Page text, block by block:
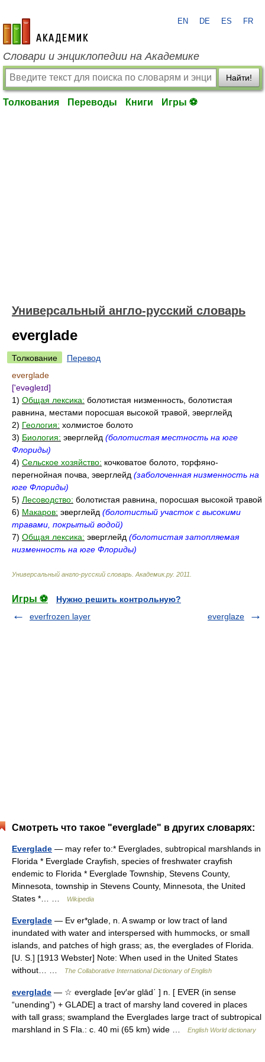
academic.ru
EN DE ES FR
Словари и энциклопедии на Академике
Найти!
Толкования Переводы Книги Игры ⚽
Универсальный англо-русский словарь
everglade
Толкование
Перевод
everglade
['evəgleɪd]
1) Общая лексика: болотистая низменность, болотистая
равнина, местами поросшая высокой травой, эверглейд
2) Геология: холмистое болото
3) Биология: эверглейд (болотистая местность на юге
Флориды)
4) Сельское хозяйство: кочковатое болото, торфяно-
перегнойная почва, эверглейд (заболоченная низменность на
юге Флориды)
5) Лесоводство: болотистая равнина, поросшая высокой травой
6) Макаров: эверглейд (болотистый участок с высокими
травами, покрытый водой)
7) Общая лексика: эверглейд (болотистая затопляемая
низменность на юге Флориды)
Универсальный англо-русский словарь Академик.ру. 2011
Игры ⚽
Нужно решить контрольную?
everfrozen layer
everglaze
Смотреть что такое "everglade" в других словарях:
Everglade — may refer to:* Everglades, subtropical marshlands in
Florida * Everglade Crayfish, species of freshwater crayfish
endemic to Florida * Everglade Township, Stevens County,
Minnesota, township in Stevens County, Minnesota, the United
States *… …
Wikipedia
Everglade — Ev er*glade, n. A swamp or low tract of land
inundated with water and interspersed with hummocks, or small
islands, and patches of high grass; as, the everglades of Florida.
[U. S.] [1913 Webster] Note: When used in the United States
without… …
The Collaborative International Dictionary of English
everglade — ☆ everglade [ev′ər glād΄ ] n. [ EVER (in sense
“unending”) + GLADE] a tract of marshy land covered in places
with tall grass; swampland the Everglades large tract of subtropical
marshland in S Fla.: c. 40 mi (65 km) wide …
English World dictionary